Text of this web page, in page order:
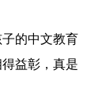
的中文教育
益彰，真是